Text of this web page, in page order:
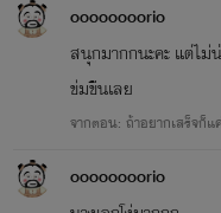
oooooooorio
สนุกมากกนะคะ แต่ไม่
ข่มขืนเลย
จากตอน: ถ้าอยากเสร็จก็
oooooooorio